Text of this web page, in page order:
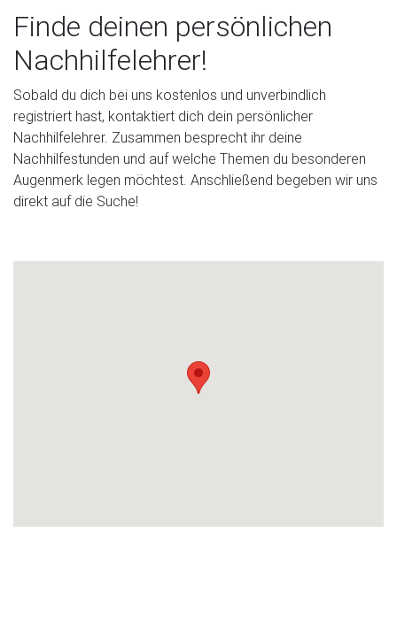
Finde deinen persönlichen
Nachhilfelehrer!
Sobald du dich bei uns kostenlos und unverbindlich
registriert hast, kontaktiert dich dein persönlicher
Nachhilfelehrer. Zusammen besprecht ihr deine
Nachhilfestunden und auf welche Themen du besonderen
Augenmerk legen möchtest. Anschließend begeben wir uns
direkt auf die Suche!